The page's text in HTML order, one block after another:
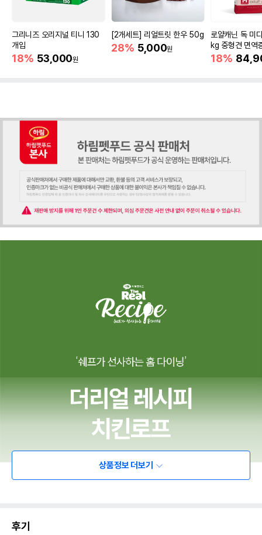
그리니즈 오리지널 티니 130
개입
18% 53,000원
[2개세트] 리얼트릿 한우 50g
28% 5,000원
로얄캐닌 독 미
kg 중형견 면역
18%
상품정보 더보기
후기